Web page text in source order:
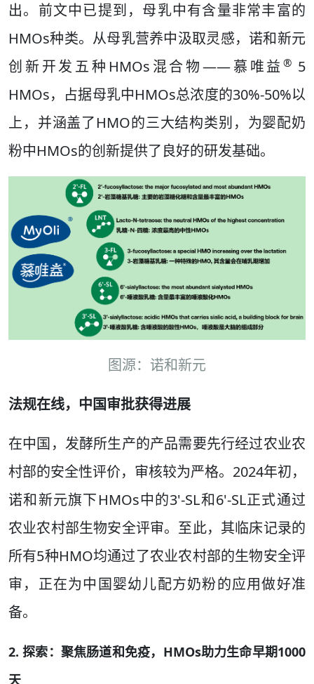
出。前文中已提到，母乳中有含量非常丰富的
HMOs种类。从母乳营养中汲取灵感，诺和新元
创新开发五种HMOs混合物——慕唯益® 5
HMOs，占据母乳中HMOs总浓度的30%-50%以
上，并涵盖了HMO的三大结构类别，为婴配奶
粉中HMOs的创新提供了良好的研发基础。
图源：诺和新元
法规在线，中国审批获得进展
在中国，发酵所生产的产品需要先行经过农业农
村部的安全性评价，审核较为严格。2024年初，
诺和新元旗下HMOs中的3'-SL和6'-SL正式通过
农业农村部生物安全评审。至此，其临床记录的
所有5种HMO均通过了农业农村部的生物安全评
审，正在为中国婴幼儿配方奶粉的应用做好准
备。
2. 探索：聚焦肠道和免疫，HMOs助力生命早期1000
天